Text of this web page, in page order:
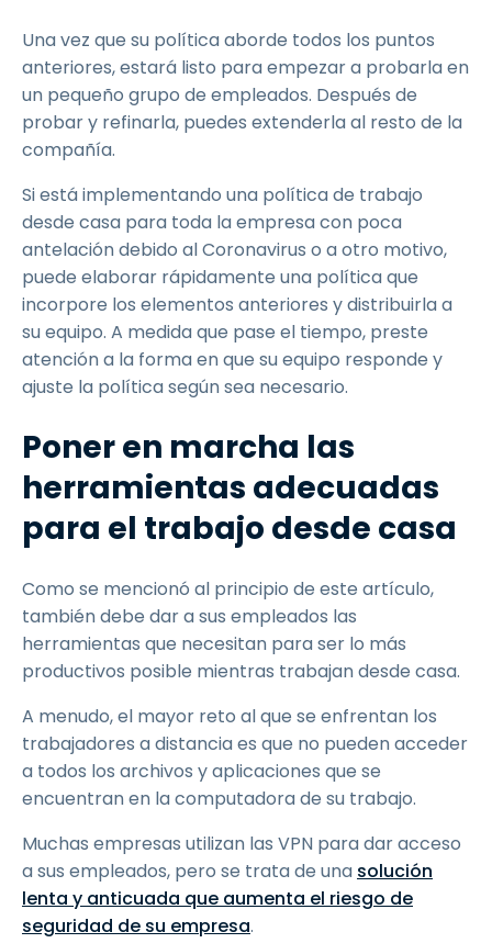
Una vez que su política aborde todos los puntos
anteriores, estará listo para empezar a probarla en
un pequeño grupo de empleados. Después de
probar y refinarla, puedes extenderla al resto de la
compañía.
Si está implementando una política de trabajo
desde casa para toda la empresa con poca
antelación debido al Coronavirus o a otro motivo,
puede elaborar rápidamente una política que
incorpore los elementos anteriores y distribuirla a
su equipo. A medida que pase el tiempo, preste
atención a la forma en que su equipo responde y
ajuste la política según sea necesario.
Poner en marcha las
herramientas adecuadas
para el trabajo desde casa
Como se mencionó al principio de este artículo,
también debe dar a sus empleados las
herramientas que necesitan para ser lo más
productivos posible mientras trabajan desde casa.
A menudo, el mayor reto al que se enfrentan los
trabajadores a distancia es que no pueden acceder
a todos los archivos y aplicaciones que se
encuentran en la computadora de su trabajo.
Muchas empresas utilizan las VPN para dar acceso
a sus empleados, pero se trata de una solución
lenta y anticuada que aumenta el riesgo de
seguridad de su empresa.